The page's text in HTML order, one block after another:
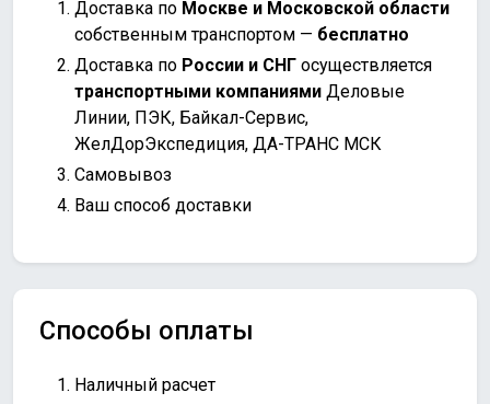
Доставка по Москве и Московской области
собственным транспортом — бесплатно
Доставка по России и СНГ осуществляется
транспортными компаниями Деловые
Линии, ПЭК, Байкал-Сервис,
ЖелДорЭкспедиция, ДА-ТРАНС МСК
Самовывоз
Ваш способ доставки
Способы оплаты
Наличный расчет